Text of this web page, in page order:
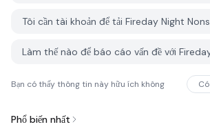
Bạn có thấy thông tin này hữu ích không Có
Phổ biến nhất